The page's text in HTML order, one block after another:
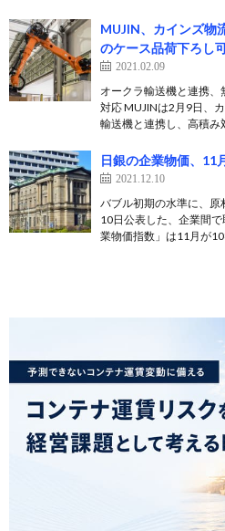
MUJIN、カインズ物
のケース品荷下ろし
2021.02.09
オークラ輸送機と連携
対応 MUJINは2月9日、
輸送機と連携し、高積
日銀の企業物価、11
2021.12.10
バブル初期の水準に、原
10日公表した、企業間
業物価指数」は11月が